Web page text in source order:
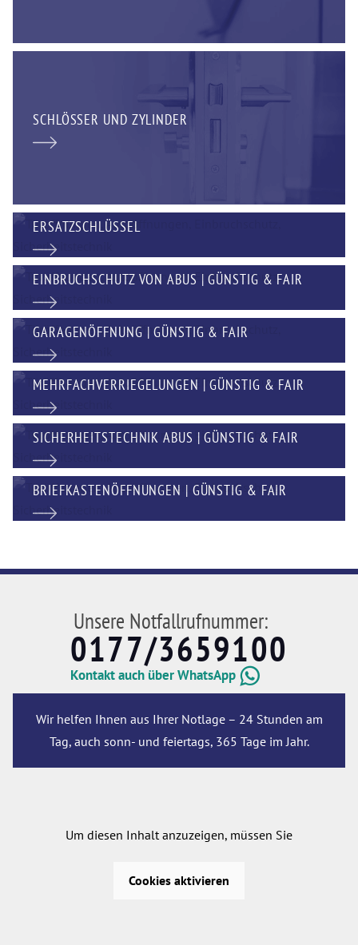
SCHLÖSSER UND ZYLINDER
ERSATZSCHLÜSSEL
EINBRUCHSCHUTZ VON ABUS | GÜNSTIG & FAIR
GARAGENÖFFNUNG | GÜNSTIG & FAIR
MEHRFACHVERRIEGELUNGEN | GÜNSTIG & FAIR
SICHERHEITSTECHNIK ABUS | GÜNSTIG & FAIR
BRIEFKASTENÖFFNUNGEN | GÜNSTIG & FAIR
Unsere Notfallrufnummer:
0177/3659100
Kontakt auch über WhatsApp
Wir helfen Ihnen aus Ihrer Notlage – 24 Stunden am
Tag, auch sonn- und feiertags, 365 Tage im Jahr.
Um diesen Inhalt anzuzeigen, müssen Sie
Cookies aktivieren